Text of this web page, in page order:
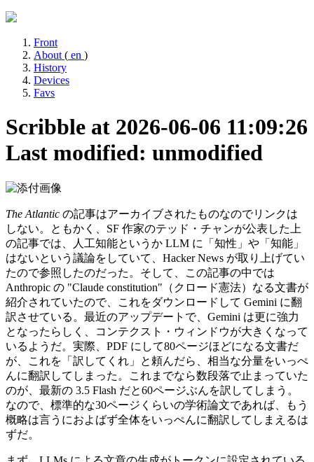
Front
About ( en )
History
Devices
Favs
Scribble at 2026-06-06 11:09:26
Last modified: unmodified
The Atlantic の記事はアーカイブされたものなのでリンクは
しない。ともかく、SF 作家のテッド・チャンが公表した上
の記事では、人工知能というか LLM に「知性」や「知能」
はないという議論をしていて、Hacker News が取り上げてい
たので参照したのだった。そして、この記事の中では
Anthropic の "Claude constitution"（クロード憲法）なる文書が
紹介されていたので、これをダウンロードして Gemini に翻
訳させている。最近のアップデートで、Gemini は更に強力
となったらしく、コンテクスト・ウィンドウが大きくなって
いるようだ。実際、PDF にして80ページほどになる文書だ
が、これを「訳してくれ」と頼んだら、相当な分量をいっぺ
んに翻訳してしまった。これまでなら数段落で止まっていた
のが、最新の 3.5 Flash だと60ページぶんを訳してしまう。
なので、標準的な30ページくらいの学術論文であれば、もう
概略は言うにおよばず全体をいっぺんに翻訳してしまえるは
ずだ。